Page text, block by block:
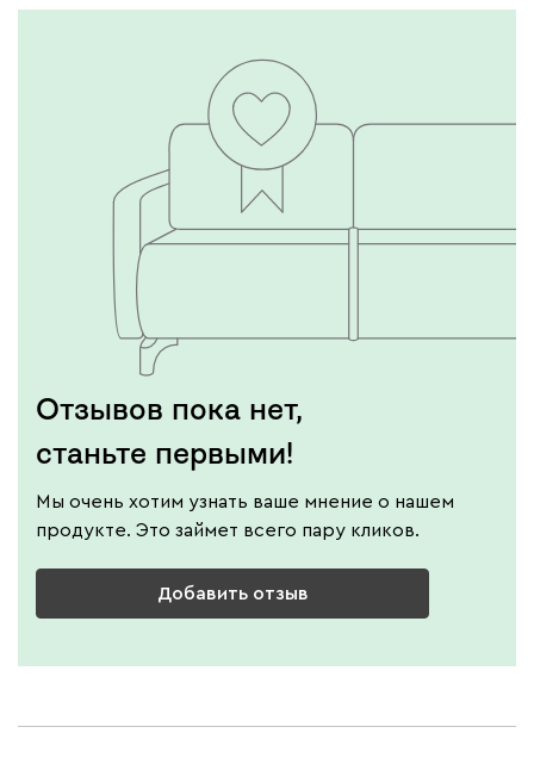
Отзывов пока нет,
станьте первыми!
Мы очень хотим узнать ваше мнение о нашем
продукте. Это займет всего пару кликов.
Добавить отзыв